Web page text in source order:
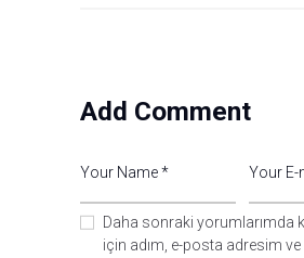
Add Comment
Daha sonraki yorumlarımda
için adım, e-posta adresim